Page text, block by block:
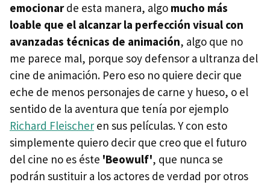
emocionarde esta manera, algo mucho más
loable que el alcanzar la perfección visual con
avanzadas técnicas de animación, algo que no
me parece mal, porque soy defensor a ultranza del
cine de animación. Pero eso no quiere decir que
eche de menos personajes de carne y hueso, o el
sentido de la aventura que tenía por ejemplo
Richard Fleischer en sus películas. Y con esto
simplemente quiero decir que creo que el futuro
del cine no es éste 'Beowulf', que nunca se
podrán sustituir a los actores de verdad por otros